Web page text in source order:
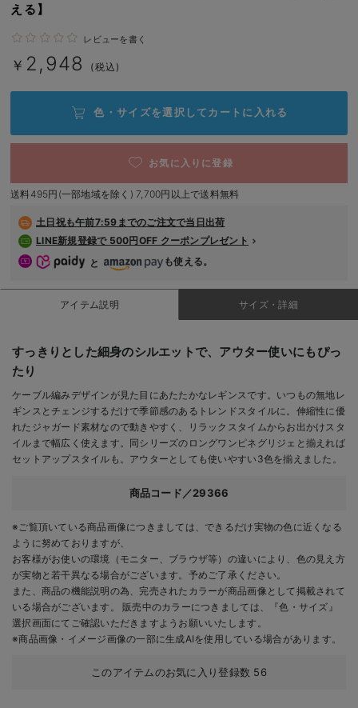
便利な育児家電
保育園・入園準備特集
デロンギ
入院準備の持ち物チェック
える】
レビューを書く
￥ 2,948 (税込)
色・サイズを選択して カートに入れる
お気に入りに登録
送料495円(一部地域を除く) 7,700円以上で送料無料
土日祝も午前7:59までのご注文で当日出荷
LINE新規登録で 500円OFF クーポンプレゼント
と
も使える。
アイテム説明 サイズ・詳細
すっきりとした細身のシルエットで、アウター使いにもぴっ
たり
ケーブル編みデザインが見た目にあたたかなレギンスです。いつもの無地レ
ギンスとチェンジするだけで季節感のあるトレンドスタイルに。伸縮性に優
れたジャガード素材なので動きやすく、リラックスタイムからお出かけスタ
イルまで幅広く使えます。同シリーズのロングワンピネグリジェと揃えれば
セットアップスタイルも。アウターとしても使いやすい3色を揃えました。
商品コード／29366
※ご覧頂いている商品画像につきましては、できるだけ実物の色に近くなる
ように努めておりますが、
お客様がお使いの環境（モニター、ブラウザ等）の違いにより、色の見え方
が実物と若干異なる場合がございます。予めご了承ください。
また、商品の機能説明の為、完売されたカラーが商品画像として掲載されて
いる場合がございます。 販売中のカラーにつきましては、『色・サイズ』
選択画面にてご確認いただきますようお願いいたします。
※商品画像・イメージ画像の一部に生成AIを使用している場合があります。
このアイテムのお気に入り登録数 56